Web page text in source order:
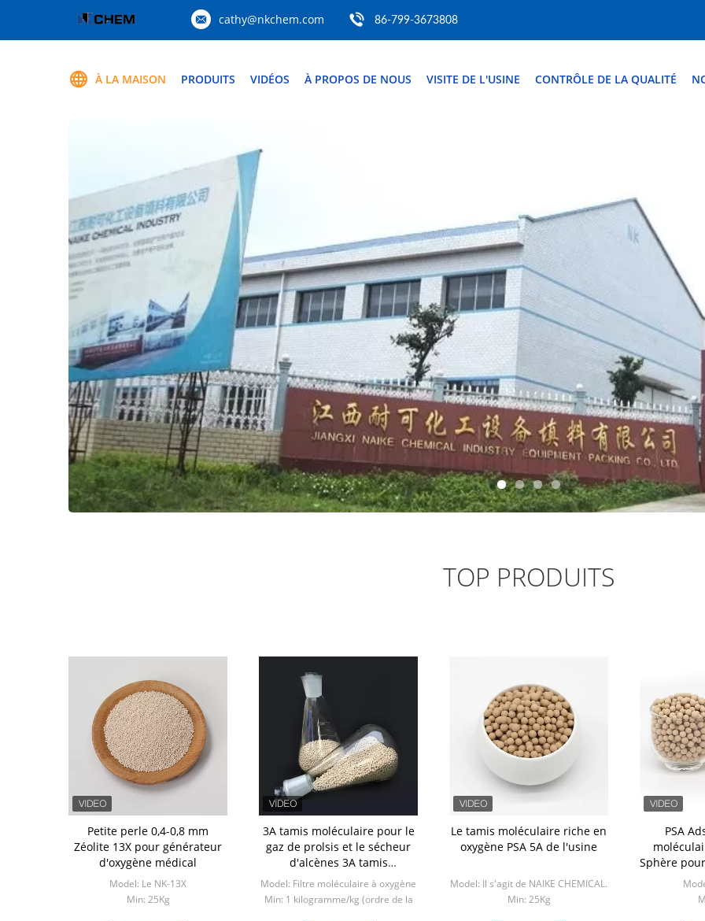
cathy@nkchem.com 86-799-3673808
À LA MAISON PRODUITS VIDÉOS À PROPOS DE NOUS VISITE DE L'USINE CONTRÔLE DE LA QUALITÉ
TOP PRODUITS
Petite perle 0,4-0,8 mm
Zéolite 13X pour générateur
d'oxygène médical
Model: Le NK-13X
Min: 25Kg
3A tamis moléculaire pour le
gaz de prolsis et le sécheur
d'alcènes 3A tamis
moléculaire
Model: Filtre moléculaire à oxygène
Min: 1 kilogramme/kg (ordre de la
Le tamis moléculaire riche en
oxygène PSA 5A de l'usine
Model: Il s'agit de NAIKE CHEMICAL.
Min: 25Kg
PSA
Sphère